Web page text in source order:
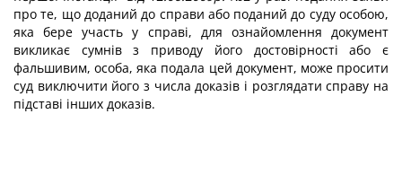
про те, що доданий до справи або поданий до суду особою,
яка бере участь у справі, для ознайомлення документ
викликає сумнів з приводу його достовірності або є
фальшивим, особа, яка подала цей документ, може просити
суд виключити його з числа доказів і розглядати справу на
підставі інших доказів.